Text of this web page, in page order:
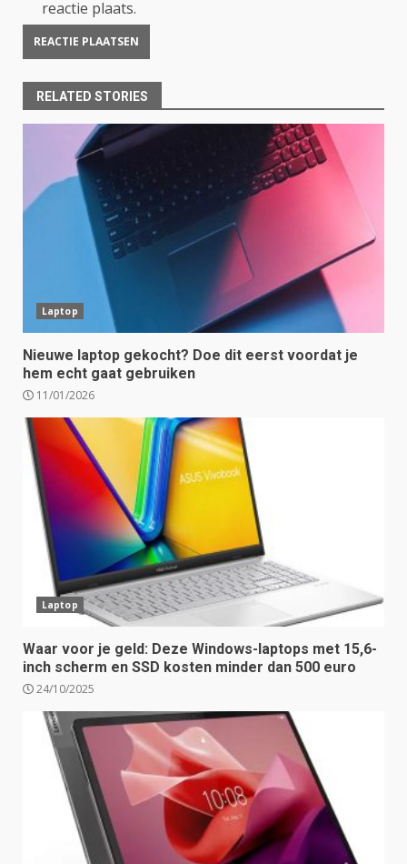
reactie plaats.
RELATED STORIES
Laptop
Nieuwe laptop gekocht? Doe dit eerst voordat je
hem echt gaat gebruiken
11/01/2026
Laptop
Waar voor je geld: Deze Windows-laptops met 15,6-
inch scherm en SSD kosten minder dan 500 euro
24/10/2025